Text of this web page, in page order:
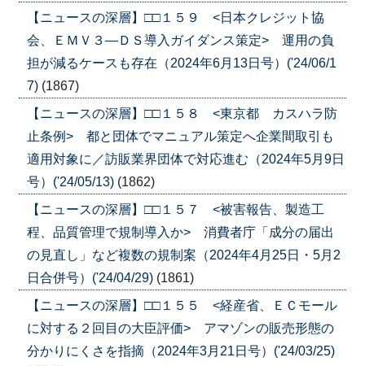
【ニュースの深層】□□１５９ <日本クレジット協
会、ＥＭＶ３―ＤＳ導入ガイダンス策定> 運用の負
担が減るケースも存在（2024年6月13日号）('24/06/1
7) (1867)
【ニュースの深層】□□１５８ <東京都 カスハラ防
止条例> 都と団体でマニュアル策定へ企業間取引も
適用対象に／訪販業界団体で対応進む（2024年5月9日
号）('24/05/13) (1862)
【ニュースの深層】□□１５７ <被害報告、製造工
程、品質管理で規制導入か> 消費者庁「成分の届出
の見直し」など複数の規制案（2024年4月25日・5月2
日合併号）('24/04/29) (1861)
【ニュースの深層】□□１５５ <経産省、ＥＣモール
に対する２回目の大臣評価> アマゾンの販売形態の
分かりにくさを指摘（2024年3月21日号）('24/03/25)